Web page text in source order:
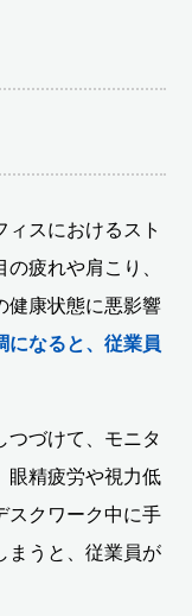
ィスにおけるスト
疲れや肩こり、
健康状態に悪影響
になると、従業員
つづけて、モニタ
眼精疲労や視力低
スクワーク中に手
まうと、従業員が